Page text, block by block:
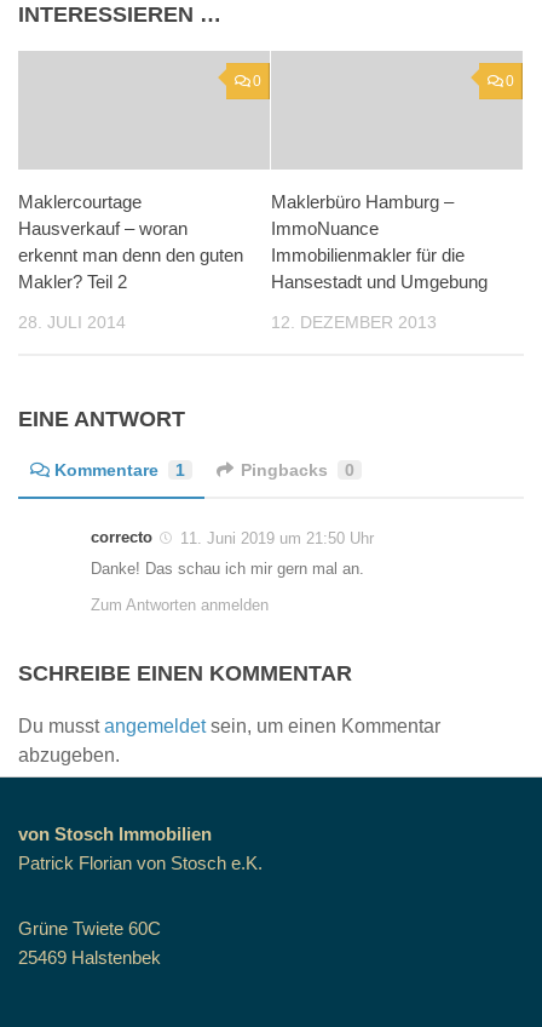
INTERESSIEREN …
0
Maklercourtage
Hausverkauf – woran
erkennt man denn den guten
Makler? Teil 2
28. JULI 2014
0
Maklerbüro Hamburg –
ImmoNuance
Immobilienmakler für die
Hansestadt und Umgebung
12. DEZEMBER 2013
EINE ANTWORT
Kommentare 1 Pingbacks 0
correcto
11. Juni 2019 um 21:50 Uhr
Danke! Das schau ich mir gern mal an.
Zum Antworten anmelden
SCHREIBE EINEN KOMMENTAR
Du musstangemeldetsein, um einen Kommentar
abzugeben.
von Stosch Immobilien
Patrick Florian von Stosch e.K.
Grüne Twiete 60C
25469 Halstenbek